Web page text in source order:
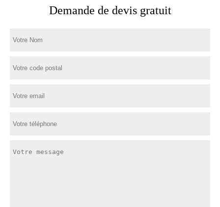
Demande de devis gratuit